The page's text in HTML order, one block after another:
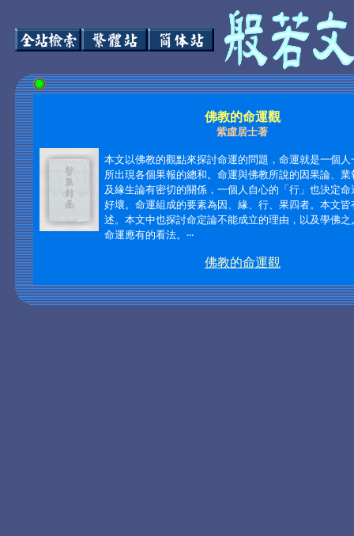
佛教的命運觀
紫虛居士著
本文以佛教的觀點來探討命運的問題，命運就是一個人
所出現各個果報的總和。命運與佛教所說的因果論、業
及緣生論有密切的關係，一個人自心的「行」也決定命
好壞。命運組成的要素為因、緣、行、果四者。本文皆
述。本文中也探討命定論不能成立的理由，以及學佛之
命運應有的看法。‧‧‧
佛教的命運觀